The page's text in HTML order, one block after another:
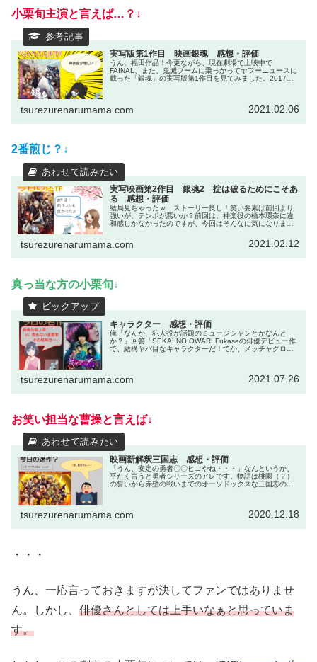
小栗旬主演と言えば…？↓
実写版第1作目 映画銀魂 感想・評価
うん、福田作品！今更ながら、現在劇場で上映中で
FAINAL、また、鬼滅ブームに乗っかってヤフーニュースに
載った「銀魂」の実写版第1作目を見てみました。2017年
tsurezurenarumama.com 2021.02.06
2番煎じ？↓
実写映画第2作目 銀魂2 掟は破るためにこそあ
る 感想・評価
結局見ちゃったｗ ストーリー良し！笑い要素は前回より
強いが、テンポが悪いか？前回は、神楽役の橋本環奈に違
和感しかなかったのですが、今回はそんなに気になりませ
tsurezurenarumama.com 2021.02.12
真っ当な方の小栗旬↓
キャラクター 感想・評価
俺「なんか、犯人役が話題のミュージシャンとかなんと
か？」回答「SEKAI NO OWARI Fukaseの俳優デビュー作
で、結構ヤバ目なキャラクターだ！てか、メッチャグロな
tsurezurenarumama.com 2021.07.26
お笑い担当な曹操と言えば↓
映画新解釈三国志 感想・評価
「うん、安定の勇者〇〇ヒコやね・・・」なんというか、
平たく言うと勇者シリーズのアレです。物語は桃園（？）
の誓いから赤壁の戦いまでのオーソドックスな三国志の流
tsurezurenarumama.com 2020.12.18
・・・
うん、一応言っておきますが決してファンではありませ
ん。しかし、 俳優さんとしては上手いなぁと思っていま
す。